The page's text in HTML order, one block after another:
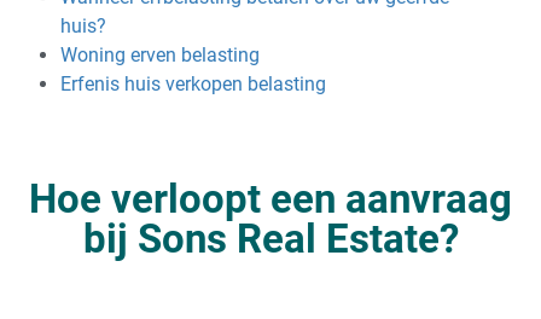
huis?
Woning erven belasting
Erfenis huis verkopen belasting
Hoe verloopt een aanvraag
bij Sons Real Estate?